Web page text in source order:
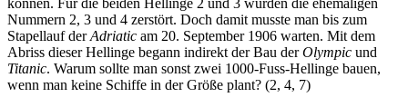
können. Für die beiden Hellinge 2 und 3 wurden die ehemaligen
Nummern 2, 3 und 4 zerstört. Doch damit musste man bis zum
Stapellauf derAdriatic am 20. September 1906 warten. Mit dem
Abriss dieser Hellinge begann indirekt der Bau derOlympic und
Titanic. Warum sollte man sonst zwei 1000-Fuss-Hellinge bauen,
wenn man keine Schiffe in der Größe plant? (2, 4, 7)